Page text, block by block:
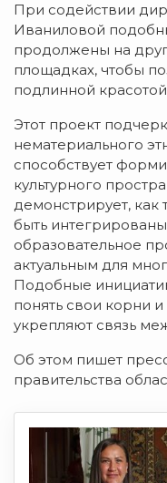
При содействии
Иваниловой
продолжены на
площадках, чтобы
подлинной
Этот проект
нематериального
способствует
культурного
демонстрирует, как
быть
образовательное
актуальным для
Подобные
понять свои корни
укрепляют связь
Об этом пишет
правительства